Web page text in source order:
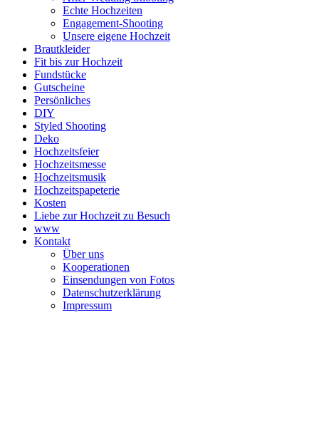
Echte Hochzeiten
Engagement-Shooting
Unsere eigene Hochzeit
Brautkleider
Fit bis zur Hochzeit
Fundstücke
Gutscheine
Persönliches
DIY
Styled Shooting
Deko
Hochzeitsfeier
Hochzeitsmesse
Hochzeitsmusik
Hochzeitspapeterie
Kosten
Liebe zur Hochzeit zu Besuch
www
Kontakt
Über uns
Kooperationen
Einsendungen von Fotos
Datenschutzerklärung
Impressum